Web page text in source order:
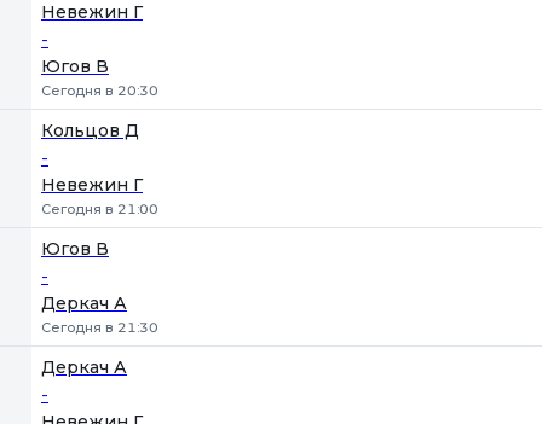
Невежин Г
-
Югов В
Сегодня в 20:30
Кольцов Д
-
Невежин Г
Сегодня в 21:00
Югов В
-
Деркач А
Сегодня в 21:30
Деркач А
-